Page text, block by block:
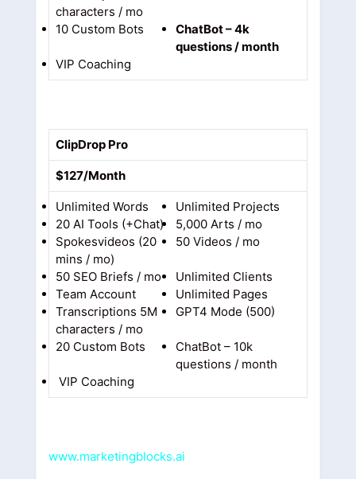
characters / mo
10 Custom Bots
ChatBot – 4k
questions / month
VIP Coaching
ClipDrop Pro
$127/Month
Unlimited Words
Unlimited Projects
20 AI Tools (+Chat)
5,000 Arts / mo
Spokesvideos (20
mins / mo)
50 Videos / mo
50 SEO Briefs / mo
Unlimited Clients
Team Account
Unlimited Pages
Transcriptions 5M
characters / mo
GPT4 Mode (500)
20 Custom Bots
ChatBot – 10k
questions / month
VIP Coaching
www.marketingblocks.ai